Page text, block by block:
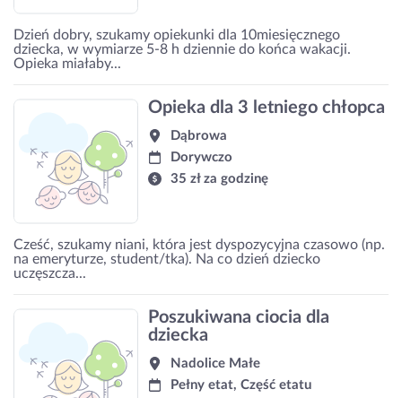
Dzień dobry, szukamy opiekunki dla 10miesięcznego
dziecka, w wymiarze 5-8 h dziennie do końca wakacji.
Opieka miałaby...
Opieka dla 3 letniego chłopca
Dąbrowa
Dorywczo
35 zł za godzinę
Cześć, szukamy niani, która jest dyspozycyjna czasowo (np.
na emeryturze, student/tka). Na co dzień dziecko
uczęszcza...
Poszukiwana ciocia dla
dziecka
Nadolice Małe
Pełny etat, Część etatu